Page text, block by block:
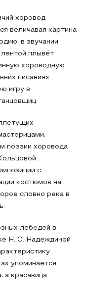
хоровод
величавая картина
в звучании
плывёт
хороводную
писаниях
игру в
поэзии хоровода
с
костюмов на
словно река в
лебедей в
Н. С. Надеждиной
упоминается
а красавица